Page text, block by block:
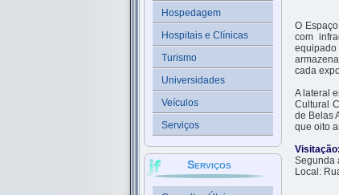
Hospedagem
Hospitais e Clínicas
Turismo
Universidades
Veículos
Serviços
Serviços
O
com
equipado
cada
A lateral
Cultural
de Belas
que oito
Visitação:
Segunda
Local: